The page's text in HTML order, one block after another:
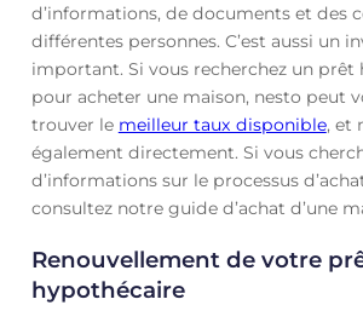
d’informations, de documents et des
différentes personnes. C’est aussi un
important. Si vous recherchez un prêt
pour acheter une maison, nesto peut
trouver le meilleur taux disponible, et
également directement. Si vous
d’informations sur le processus
consultez notre guide d’achat d’une
Renouvellement de votre
hypothécaire